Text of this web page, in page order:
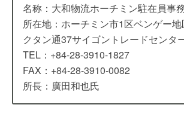
名称：大和物流ホーチミン駐在員事
所在地：ホーチミン市1区ベンゲー
クタン通37サイゴントレードセンタ
TEL：+84-28-3910-1827
FAX：+84-28-3910-0082
所長：廣田和也氏